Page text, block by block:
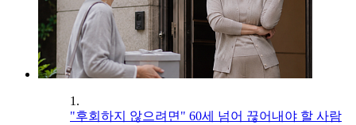
1.
"후회하지 않으려면" 60세 넘어 끊어내야 할 사람